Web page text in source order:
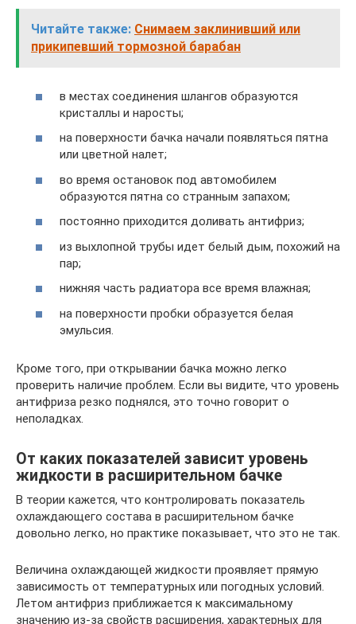
Читайте также: Снимаем заклинивший или
прикипевший тормозной барабан
в местах соединения шлангов образуются
кристаллы и наросты;
на поверхности бачка начали появляться пятна
или цветной налет;
во время остановок под автомобилем
образуются пятна со странным запахом;
постоянно приходится доливать антифриз;
из выхлопной трубы идет белый дым, похожий на
пар;
нижняя часть радиатора все время влажная;
на поверхности пробки образуется белая
эмульсия.
Кроме того, при открывании бачка можно легко
проверить наличие проблем. Если вы видите, что уровень
антифриза резко поднялся, это точно говорит о
неполадках.
От каких показателей зависит уровень
жидкости в расширительном бачке
В теории кажется, что контролировать показатель
охлаждающего состава в расширительном бачке
довольно легко, но практике показывает, что это не так.
Величина охлаждающей жидкости проявляет прямую
зависимость от температурных или погодных условий.
Летом антифриз приближается к максимальному
значению из-за свойств расширения, характерных для